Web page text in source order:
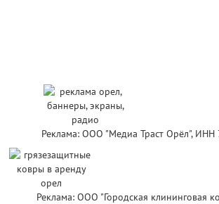
Реклама: ООО "Медиа Траст Орёл", ИНН
Реклама: ООО "Городская клининговая